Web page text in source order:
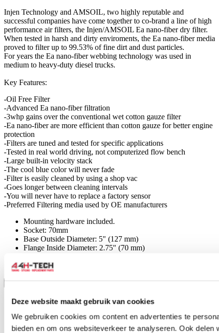
Deze website maakt gebruik van cookies
We gebruiken cookies om content en advertenties te
bieden en om ons websiteverkeer te analyseren. Ook
Injen Technology and AMSOIL, two highly reputable and
successful companies have come together to co-brand a line of high
performance air filters, the Injen/AMSOIL Ea nano-fiber dry filter.
When tested in harsh and dirty enviroments, the Ea nano-fiber media
proved to filter up to 99.53% of fine dirt and dust particles.
For years the Ea nano-fiber webbing technology was used in
medium to heavy-duty diesel trucks.
Key Features:
-Oil Free Filter
-Advanced Ea nano-fiber filtration
-3whp gains over the conventional wet cotton gauze filter
-Ea nano-fiber are more efficient than cotton gauze for better engine
protection
-Filters are tuned and tested for specific applications
-Tested in real world driving, not computerized flow bench
-Large built-in velocity stack
-The cool blue color will never fade
-Filter is easily cleaned by using a shop vac
-Goes longer between cleaning intervals
-You will never have to replace a factory sensor
-Preferred Filtering media used by OE manufacturers
Mounting hardware included.
Socket: 70mm
Base Outside Diameter: 5" (127 mm)
Flange Inside Diameter: 2.75" (70 mm)
Top Outside Diameter: 4" (102 mm)
Toon meer
Naam*
E-mail